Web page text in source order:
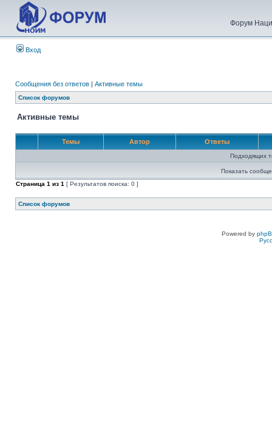
Форум
Вход
Сообщения без ответов | Активные темы
Список форумов
Активные темы
Темы Автор Ответы
Подходящих
Показать
Страница 1 из 1 [ Результатов поиска: 0 ]
Список форумов
Powered by